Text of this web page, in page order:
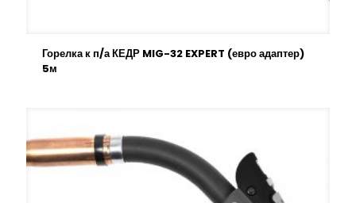
Горелка к п/а КЕДР MIG-32 EXPERT (евро адаптер)
5м